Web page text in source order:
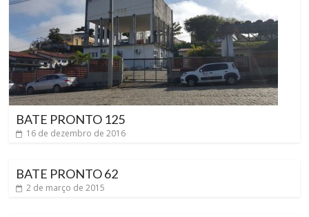
BATE PRONTO 125
16 de dezembro de 2016
BATE PRONTO 62
2 de março de 2015